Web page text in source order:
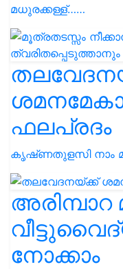
മധുരക്കള്ള്……
ഫലപ്രദം
കൃഷ്‌ണതുളസി നാം
അരിമ്പാറ
നോക്കാം